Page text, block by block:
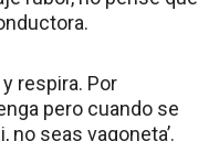
respira. Por
pero cuando se
no seas vagoneta’.